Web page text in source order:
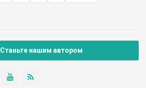
Станьте нашим автором